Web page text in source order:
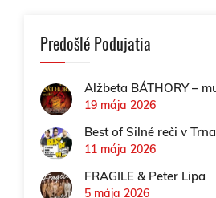
Predošlé Podujatia
Alžbeta BÁTHORY –
19 mája 2026
Best of Silné reči v
11 mája 2026
FRAGILE & Peter Lipa
5 mája 2026